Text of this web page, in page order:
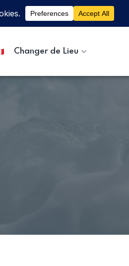
Changer de Lieu